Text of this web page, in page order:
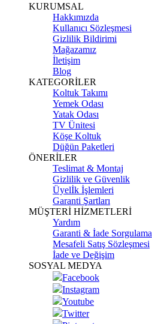
KURUMSAL
Hakkımızda
Kullanıcı Sözleşmesi
Gizlilik Bildirimi
Mağazamız
İletişim
Blog
KATEGORİLER
Koltuk Takımı
Yemek Odası
Yatak Odası
TV Ünitesi
Köşe Koltuk
Düğün Paketleri
ÖNERİLER
Teslimat & Montaj
Gizlilik ve Güvenlik
Üyelİk İşlemleri
Garanti Şartları
MÜŞTERİ HİZMETLERİ
Yardım
Garanti & İade Sorgulama
Mesafeli Satış Sözleşmesi
İade ve Değişim
SOSYAL MEDYA
Facebook
Instagram
Youtube
Twitter